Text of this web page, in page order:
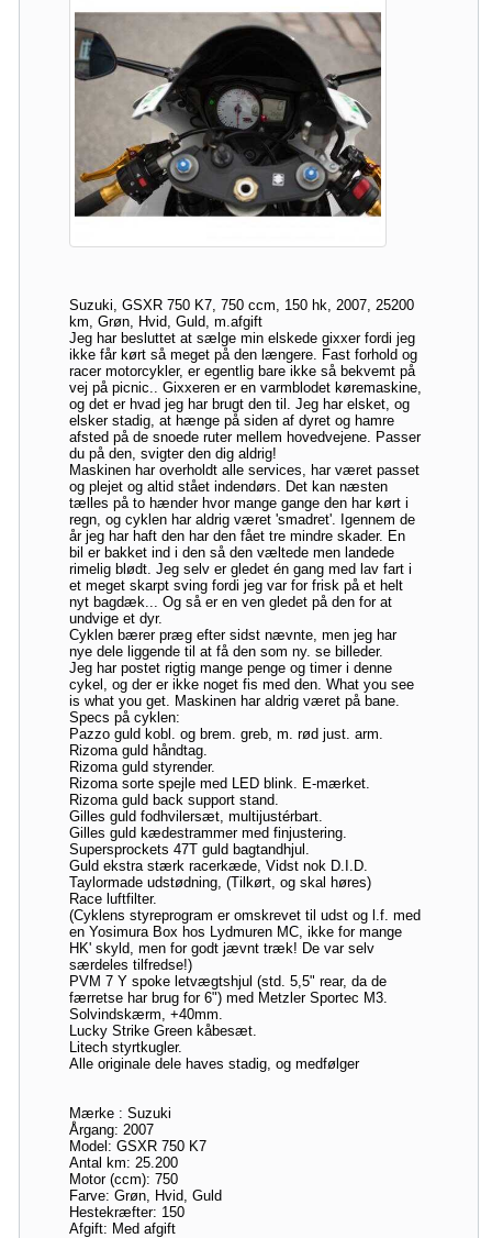
Suzuki, GSXR 750 K7, 750 ccm, 150 hk, 2007, 25200
km, Grøn, Hvid, Guld, m.afgift
Jeg har besluttet at sælge min elskede gixxer fordi jeg
ikke får kørt så meget på den længere. Fast forhold og
racer motorcykler, er egentlig bare ikke så bekvemt på
vej på picnic.. Gixxeren er en varmblodet køremaskine,
og det er hvad jeg har brugt den til. Jeg har elsket, og
elsker stadig, at hænge på siden af dyret og hamre
afsted på de snoede ruter mellem hovedvejene. Passer
du på den, svigter den dig aldrig!
Maskinen har overholdt alle services, har været passet
og plejet og altid stået indendørs. Det kan næsten
tælles på to hænder hvor mange gange den har kørt i
regn, og cyklen har aldrig været 'smadret'. Igennem de
år jeg har haft den har den fået tre mindre skader. En
bil er bakket ind i den så den væltede men landede
rimelig blødt. Jeg selv er gledet én gang med lav fart i
et meget skarpt sving fordi jeg var for frisk på et helt
nyt bagdæk... Og så er en ven gledet på den for at
undvige et dyr.
Cyklen bærer præg efter sidst nævnte, men jeg har
nye dele liggende til at få den som ny. se billeder.
Jeg har postet rigtig mange penge og timer i denne
cykel, og der er ikke noget fis med den. What you see
is what you get. Maskinen har aldrig været på bane.
Specs på cyklen:
Pazzo guld kobl. og brem. greb, m. rød just. arm.
Rizoma guld håndtag.
Rizoma guld styrender.
Rizoma sorte spejle med LED blink. E-mærket.
Rizoma guld back support stand.
Gilles guld fodhvilersæt, multijustérbart.
Gilles guld kædestrammer med finjustering.
Supersprockets 47T guld bagtandhjul.
Guld ekstra stærk racerkæde, Vidst nok D.I.D.
Taylormade udstødning, (Tilkørt, og skal høres)
Race luftfilter.
(Cyklens styreprogram er omskrevet til udst og l.f. med
en Yosimura Box hos Lydmuren MC, ikke for mange
HK' skyld, men for godt jævnt træk! De var selv
særdeles tilfredse!)
PVM 7 Y spoke letvægtshjul (std. 5,5" rear, da de
færretse har brug for 6") med Metzler Sportec M3.
Solvindskærm, +40mm.
Lucky Strike Green kåbesæt.
Litech styrtkugler.
Alle originale dele haves stadig, og medfølger
Mærke : Suzuki
Årgang: 2007
Model: GSXR 750 K7
Antal km: 25.200
Motor (ccm): 750
Farve: Grøn, Hvid, Guld
Hestekræfter: 150
Afgift: Med afgift